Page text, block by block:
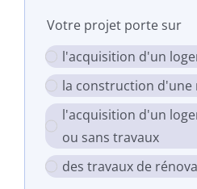
Votre projet porte sur
l'acquisition d'un
la construction d'une
l'acquisition d'un
ou sans travaux
des travaux de